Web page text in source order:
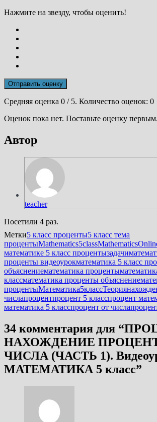
Нажмите на звезду, чтобы оценить!
Отправить оценку
Средняя оценка 0 / 5. Количество оценок: 0
Оценок пока нет. Поставьте оценку первым.
Автор
teacher
Посетили 4 раз.
Метки5 класс проценты5 класс тема
процентыMathematics5class
математике 5 класс процентызадачи
проценты видеоурокматематика 5 класс
объяснениематематика проценты
классматематика проценты объяснение
процентыМатематика5классТеория
числапроцентпроцент 5 класспроцент
математика 5 класспроцент от числа
34 комментария для “
НАХОЖДЕНИЕ
ЧИСЛА (ЧАСТЬ 1).
МАТЕМАТИКА 5 класс”